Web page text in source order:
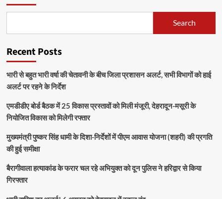
Search
Recent Posts
भारी से बहुत भारी वर्षा की चेतावनी के बीच जिला प्रशासन अलर्ट, सभी विभागों को हाई
अलर्ट पर रहने के निर्देश
एमडीडीए बोर्ड बैठक में 25 विकास प्रस्तावों को मिली मंजूरी, देहरादून-मसूरी के
नियोजित विकास को मिलेगी रफ्तार
मुख्यमंत्री पुष्कर सिंह धामी के दिशा-निर्देशों में पीएम आवास योजना (शहरी) की प्रगति
की हुई समीक्षा
बैरागीवाला हत्याकांड के फरार चल रहे अभियुक्त को दून पुलिस ने हरिद्वार से किया
गिरफ्तार